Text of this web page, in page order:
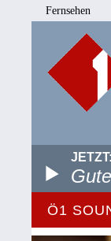
Fernsehen
Ö1